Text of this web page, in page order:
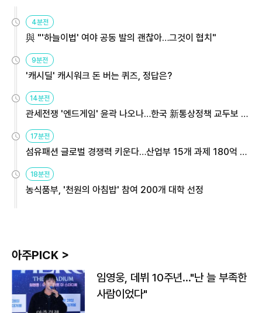
4분전
與 "'하늘이법' 여야 공동 발의 괜찮아…그것이 협치"
9분전
'캐시딜' 캐시워크 돈 버는 퀴즈, 정답은?
14분전
관세전쟁 '엔드게임' 윤곽 나오나…한국 新통상정책 교두보 활
용해야
17분전
섬유패션 글로벌 경쟁력 키운다…산업부 15개 과제 180억 지
원
18분전
농식품부, '천원의 아침밥' 참여 200개 대학 선정
아주PICK >
임영웅, 데뷔 10주년…"난 늘 부족한
사람이었다"